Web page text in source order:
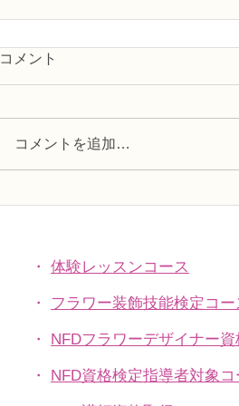
コメント
コメントを追加…
・ 体験レッスンコース
・ フラワー装飾技能検定コー
・ NFDフラワーデザイナー
・ NFD資格検定指導者対象